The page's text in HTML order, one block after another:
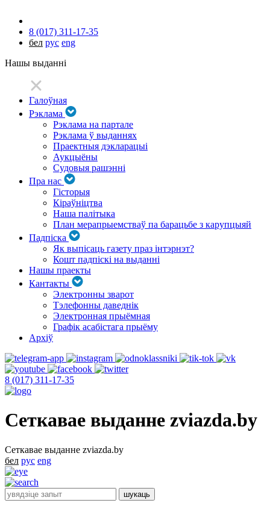
8 (017) 311-17-35
бел рус eng
Нашы выданні
Галоўная
Рэклама
Рэклама на партале
Рэклама ў выданнях
Праектныя дэкларацыі
Аукцыёны
Судовыя рашэнні
Пра нас
Гісторыя
Кіраўніцтва
Наша палітыка
План мерапрыемстваў па барацьбе з карупцыяй
Падпіска
Як выпісаць газету праз інтэрнэт?
Кошт падпіскі на выданні
Нашы праекты
Кантакты
Электронны зварот
Тэлефонны даведнік
Электронная прыёмная
Графік асабістага прыёму
Архіў
8 (017) 311-17-35
Сеткавае выданне zviazda.by
Сеткавае выданне zviazda.by
бел рус eng